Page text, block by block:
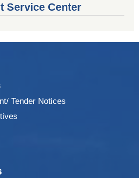
Service Center
Tender Notices